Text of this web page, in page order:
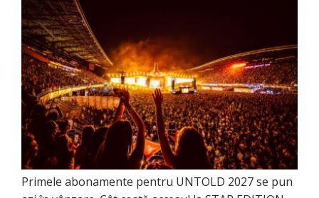
Primele abonamente pentru UNTOLD 2027 se pun